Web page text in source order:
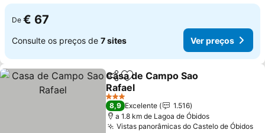
De € 67
Consulte os preços de 7 sites Ver preços
PartilharAdicionar aos favoritos
Casa de Campo Sao
Rafael
3 Estrelas
8,9 Excelente
1.516
a 1.8 km de Lagoa de Óbidos
Vistas panorâmicas do Castelo de Óbidos